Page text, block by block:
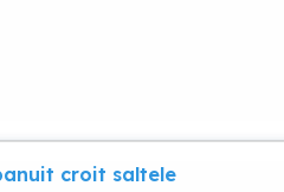
croit saltele